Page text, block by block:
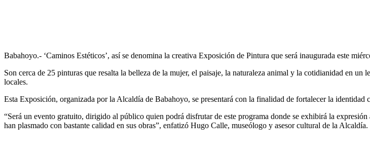
Babahoyo.- ‘Caminos Estéticos’, así se denomina la creativa Exposición de Pintura que será inaugurada este
Son cerca de 25 pinturas que resalta la belleza de la mujer, el paisaje, la naturaleza animal y la cotidianidad en
locales.
Esta Exposición, organizada por la Alcaldía de Babahoyo, se presentará con la finalidad de fortalecer la identidad
“Será un evento gratuito, dirigido al público quien podrá disfrutar de este programa donde se exhibirá la
han plasmado con bastante calidad en sus obras”, enfatizó Hugo Calle, museólogo y asesor cultural de la Alcaldía.